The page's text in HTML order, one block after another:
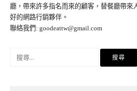
廳，帶來許多指名而來的顧客，替餐廳帶來
好的網路行銷夥伴。
聯絡我們: goodeattw@gmail.com